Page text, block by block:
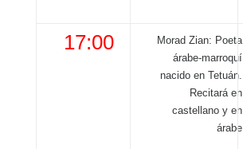
17:00
Morad Zian: Poeta
árabe-marroquí
nacido en Tetuán.
Recitará en
castellano y en
árabe